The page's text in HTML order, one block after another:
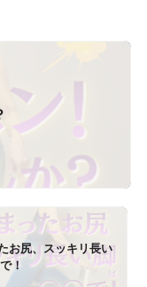
お尻、スッキリ長い
！